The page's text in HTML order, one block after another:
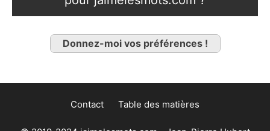
Donnez-moi vos préférences !
Contact Table des matières